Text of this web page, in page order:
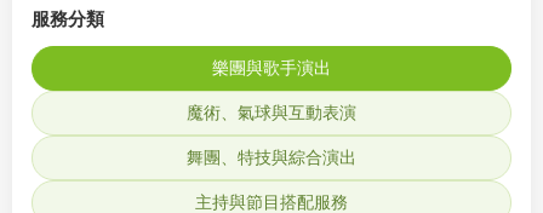
服務分類
樂團與歌手演出
魔術、氣球與互動表演
舞團、特技與綜合演出
主持與節目搭配服務